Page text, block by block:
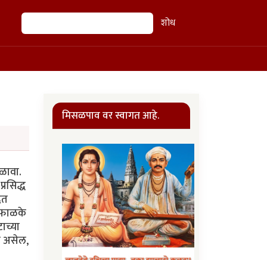
शोध शोध
फाळके
असेल,
मिसळपाव वर स्वागत आहे.